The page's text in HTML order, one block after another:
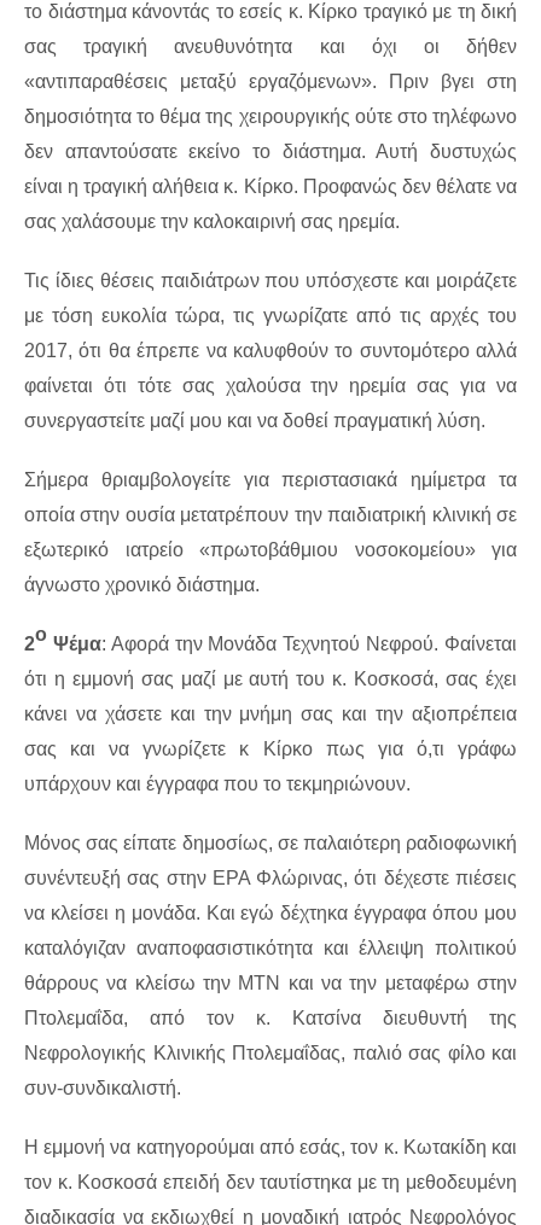
το διάστημα κάνοντάς το εσείς κ. Κίρκο τραγικό με τη δική
σας τραγική ανευθυνότητα και όχι οι δήθεν
«αντιπαραθέσεις μεταξύ εργαζόμενων». Πριν βγει στη
δημοσιότητα το θέμα της χειρουργικής ούτε στο τηλέφωνο
δεν απαντούσατε εκείνο το διάστημα. Αυτή δυστυχώς
είναι η τραγική αλήθεια κ. Κίρκο. Προφανώς δεν θέλατε να
σας χαλάσουμε την καλοκαιρινή σας ηρεμία.
Τις ίδιες θέσεις παιδιάτρων που υπόσχεστε και μοιράζετε
με τόση ευκολία τώρα, τις γνωρίζατε από τις αρχές του
2017, ότι θα έπρεπε να καλυφθούν το συντομότερο αλλά
φαίνεται ότι τότε σας χαλούσα την ηρεμία σας για να
συνεργαστείτε μαζί μου και να δοθεί πραγματική λύση.
Σήμερα θριαμβολογείτε για περιστασιακά ημίμετρα τα
οποία στην ουσία μετατρέπουν την παιδιατρική κλινική σε
εξωτερικό ιατρείο «πρωτοβάθμιου νοσοκομείου» για
άγνωστο χρονικό διάστημα.
2ο Ψέμα: Αφορά την Μονάδα Τεχνητού Νεφρού. Φαίνεται
ότι η εμμονή σας μαζί με αυτή του κ. Κοσκοσά, σας έχει
κάνει να χάσετε και την μνήμη σας και την αξιοπρέπεια
σας και να γνωρίζετε κ Κίρκο πως για ό,τι γράφω
υπάρχουν και έγγραφα που το τεκμηριώνουν.
Μόνος σας είπατε δημοσίως, σε παλαιότερη ραδιοφωνική
συνέντευξή σας στην ΕΡΑ Φλώρινας, ότι δέχεστε πιέσεις
να κλείσει η μονάδα. Και εγώ δέχτηκα έγγραφα όπου μου
καταλόγιζαν αναποφασιστικότητα και έλλειψη πολιτικού
θάρρους να κλείσω την ΜΤΝ και να την μεταφέρω στην
Πτολεμαΐδα, από τον κ. Κατσίνα διευθυντή της
Νεφρολογικής Κλινικής Πτολεμαΐδας, παλιό σας φίλο και
συν-συνδικαλιστή.
Η εμμονή να κατηγορούμαι από εσάς, τον κ. Κωτακίδη και
τον κ. Κοσκοσά επειδή δεν ταυτίστηκα με τη μεθοδευμένη
διαδικασία να εκδιωχθεί η μοναδική ιατρός Νεφρολόγος